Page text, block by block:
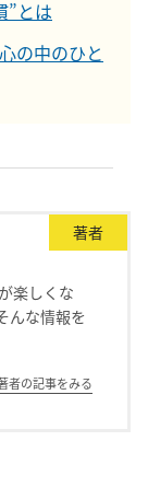
”とは
の中のひと
著者
楽しくな
んな情報を
者の記事をみる